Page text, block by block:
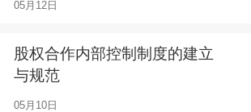
05月12日
股权合作内部控制制度的建立
与规范
05月10日